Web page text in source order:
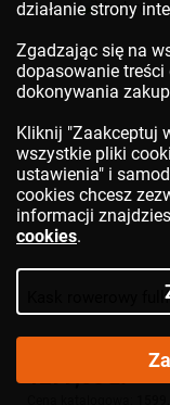
Kask rowerowy
1299,56 zł
działanie strony
Zgadzając się na
dopasowanie
dokonywania
Kliknij "Zaakceptuj
wszystkie pliki
ustawienia" i
cookies chcesz
informacji
cookies.